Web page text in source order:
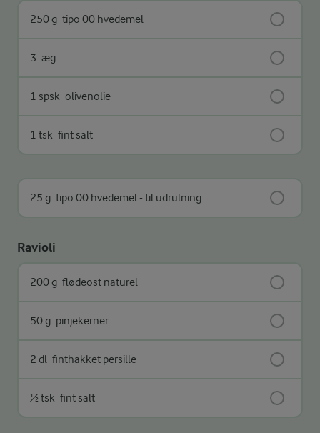
250 g tipo 00 hvedemel
3 æg
1 spsk olivenolie
1 tsk fint salt
25 g tipo 00 hvedemel - til udrulning
Ravioli
200 g flødeost naturel
50 g pinjekerner
2 dl finthakket persille
½ tsk fint salt